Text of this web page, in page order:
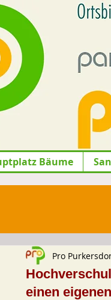
Bäume
einen
Pro